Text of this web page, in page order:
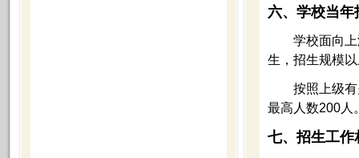
六、学校当年
学校面向上海
生，招生规模
按照上级有
最高人数200人
七、招生工作